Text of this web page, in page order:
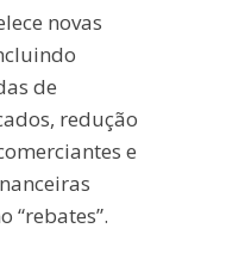
novas
de
redução
e
“rebates”.